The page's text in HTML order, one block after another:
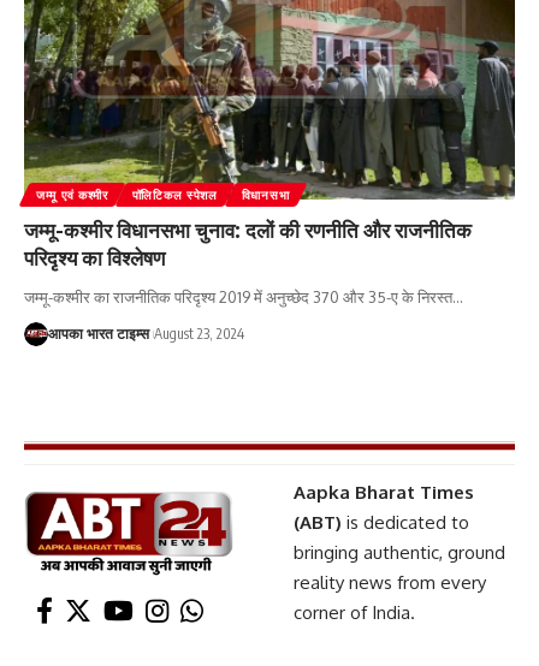
जम्‍मू एवं कश्‍मीर पॉलिटिकल स्पेशल विधानसभा
जम्मू-कश्मीर विधानसभा चुनाव: दलों की रणनीति और राजनीतिक
परिदृश्य का विश्लेषण
जम्मू-कश्मीर का राजनीतिक परिदृश्य 2019 में अनुच्छेद 370 और 35-ए के निरस्त…
आपका भारत टाइम्स August 23, 2024
Aapka Bharat Times
(ABT) is dedicated to
bringing authentic, ground
reality news from every
corner of India.